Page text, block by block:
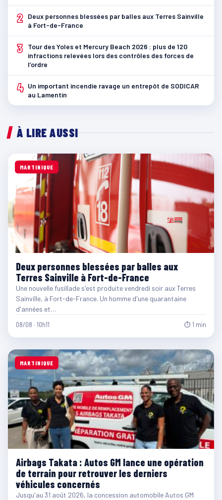
2
Deux personnes blessées par balles aux Terres Sainville
à Fort-de-France
3
Tour des Yoles et Mercury Beach 2026 : plus de 120
infractions relevées lors des contrôles des forces de
l’ordre
4 Un important incendie ravage un entrepôt de SODICAR
au Lamentin
À LIRE AUSSI
MARTINIQUE
Deux personnes blessées par balles aux
Terres Sainville à Fort-de-France
Une nouvelle fusillade s'est produite vendredi soir aux Terres
Sainville, à Fort-de-France. Un homme d'une quarantaine
d'années et…
08/08 · 10h11 ⏱ 1 min
MARTINIQUE
Airbags Takata : Autos GM lance une opération
de terrain pour retrouver les derniers
véhicules concernés
Jusqu'au 31 août 2026, la concession automobile Autos GM